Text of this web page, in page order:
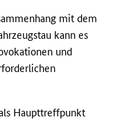
mit dem
kann es
und
Haupttreffpunkt